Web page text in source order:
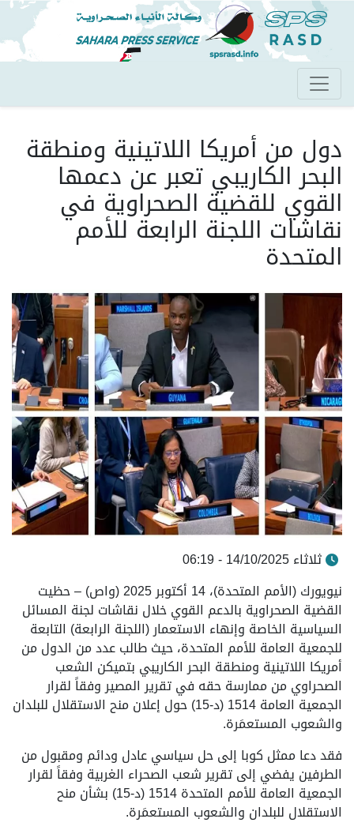
تجاوز
إلى
المحتوى
الرئيسي
دول من أمريكا اللاتينية ومنطقة
البحر الكاريبي تعبر عن دعمها
القوي للقضية الصحراوية في
نقاشات اللجنة الرابعة للأمم
المتحدة
ثلاثاء 14/10/2025 - 06:19
نيويورك (الأمم المتحدة)، 14 أكتوبر 2025 (واص) – حظيت
القضية الصحراوية بالدعم القوي خلال نقاشات لجنة المسائل
السياسية الخاصة وإنهاء الاستعمار (اللجنة الرابعة) التابعة
للجمعية العامة للأمم المتحدة، حيث طالب عدد من الدول من
أمريكا اللاتينية ومنطقة البحر الكاريبي بتميكن الشعب
الصحراوي من ممارسة حقه في تقرير المصير وفقاً لقرار
الجمعية العامة 1514 (د-15) حول إعلان منح الاستقلال للبلدان
والشعوب المستعمَرة.
فقد دعا ممثل كوبا إلى حل سياسي عادل ودائم ومقبول من
الطرفين يفضي إلى تقرير شعب الصحراء الغربية وفقاً لقرار
الجمعية العامة للأمم المتحدة 1514 (د-15) بشأن منح
الاستقلال للبلدان والشعوب المستعمَرة.